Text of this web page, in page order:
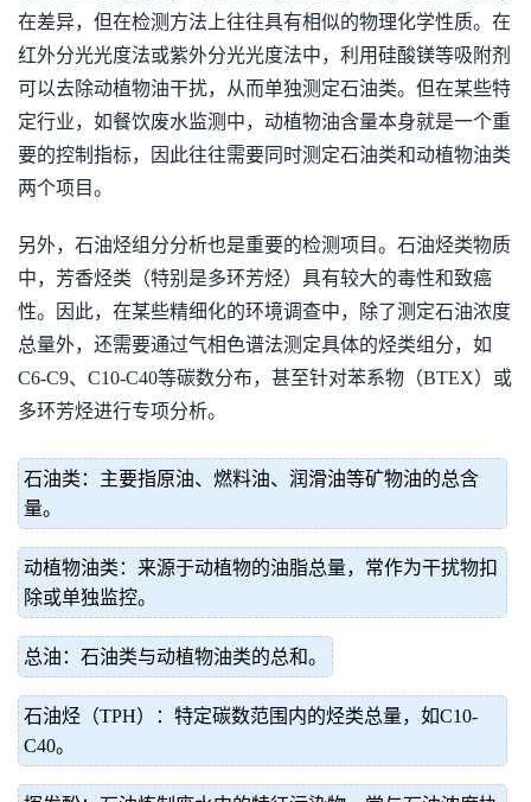
在差异，但在检测方法上往往具有相似的物理化学性质。在
红外分光光度法或紫外分光光度法中，利用硅酸镁等吸附剂
可以去除动植物油干扰，从而单独测定石油类。但在某些特
定行业，如餐饮废水监测中，动植物油含量本身就是一个重
要的控制指标，因此往往需要同时测定石油类和动植物油类
两个项目。
另外，石油烃组分分析也是重要的检测项目。石油烃类物质
中，芳香烃类（特别是多环芳烃）具有较大的毒性和致癌
性。因此，在某些精细化的环境调查中，除了测定石油浓度
总量外，还需要通过气相色谱法测定具体的烃类组分，如
C6-C9、C10-C40等碳数分布，甚至针对苯系物（BTEX）或
多环芳烃进行专项分析。
石油类：主要指原油、燃料油、润滑油等矿物油的总含
量。
动植物油类：来源于动植物的油脂总量，常作为干扰物扣
除或单独监控。
总油：石油类与动植物油类的总和。
石油烃（TPH）：特定碳数范围内的烃类总量，如C10-
C40。